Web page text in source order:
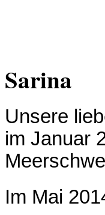
Sarina
Unsere
im Januar
Im Mai